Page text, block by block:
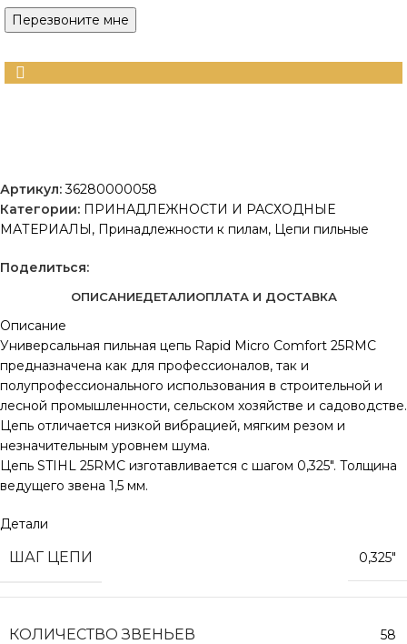
Артикул:36280000058
Категории: ПРИНАДЛЕЖНОСТИ И РАСХОДНЫЕ
МАТЕРИАЛЫ, Принадлежности к пилам, Цепи пильные
Поделиться:
ОПИСАНИЕДЕТАЛИОПЛАТА И ДОСТАВКА
Описание
Универсальная пильная цепь Rapid Micro Comfort 25RMC
предназначена как для профессионалов, так и
полупрофессионального использования в строительной и
лесной промышленности, сельском хозяйстве и садоводстве.
Цепь отличается низкой вибрацией, мягким резом и
незначительным уровнем шума.
Цепь STIHL 25RMC изготавливается с шагом 0,325″. Толщина
ведущего звена 1,5 мм.
Детали
ШАГ ЦЕПИ 0,325″
КОЛИЧЕСТВО ЗВЕНЬЕВ 58